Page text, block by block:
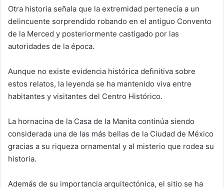
Otra historia señala que la extremidad pertenecía a un
delincuente sorprendido robando en el antiguo Convento
de la Merced y posteriormente castigado por las
autoridades de la época.
Aunque no existe evidencia histórica definitiva sobre
estos relatos, la leyenda se ha mantenido viva entre
habitantes y visitantes del Centro Histórico.
La hornacina de la Casa de la Manita continúa siendo
considerada una de las más bellas de la Ciudad de México
gracias a su riqueza ornamental y al misterio que rodea su
historia.
Además de su importancia arquitectónica, el sitio se ha